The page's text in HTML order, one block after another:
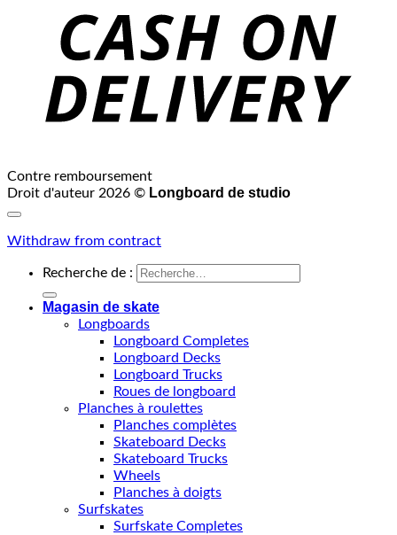
Contre remboursement
Droit d'auteur 2026 © Longboard de studio
Withdraw from contract
Recherche de :
Magasin de skate
Longboards
Longboard Completes
Longboard Decks
Longboard Trucks
Roues de longboard
Planches à roulettes
Planches complètes
Skateboard Decks
Skateboard Trucks
Wheels
Planches à doigts
Surfskates
Surfskate Completes